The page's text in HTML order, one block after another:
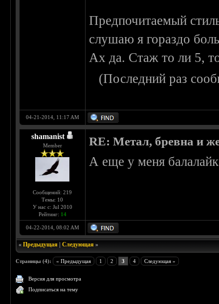
Предпочитаемый
слушаю я гораздо
Ах да. Стаж то ли 5,
(Последний раз
04-21-2014, 11:17 AM
shamanist
Member
Сообщений: 219
Темы: 10
У нас с: Jul 2010
Рейтинг: 14
RE: Метал, бревна и
А еще у меня
04-22-2014, 08:02 AM
«Предыдущая |Следующая »
Страницы (4): « Предыдущая 1 2 3 4 Следующая »
Версия для просмотра
Подписаться на тему